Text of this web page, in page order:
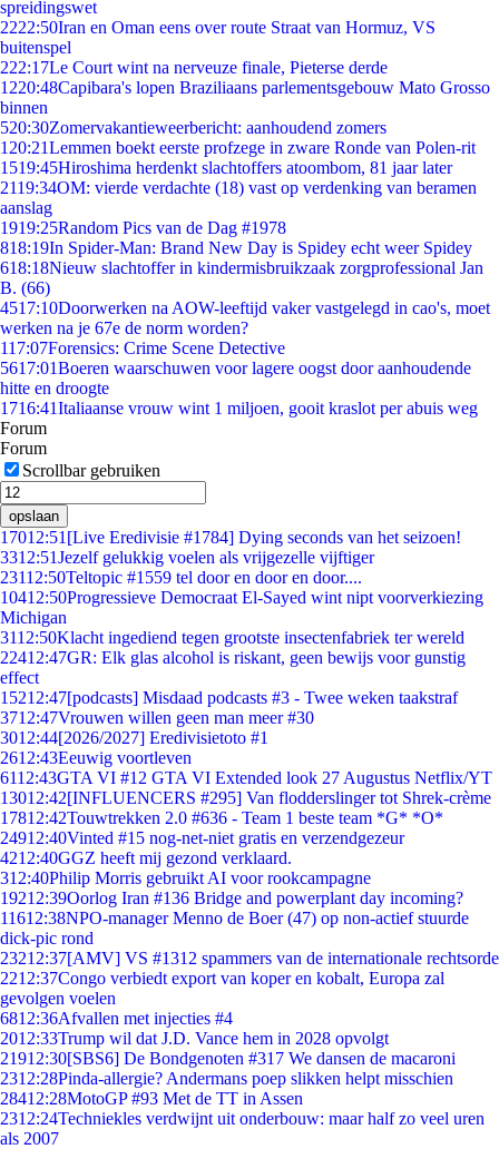
spreidingswet
2222:50Iran en Oman eens over route Straat van Hormuz, VS
buitenspel
222:17Le Court wint na nerveuze finale, Pieterse derde
1220:48Capibara's lopen Braziliaans parlementsgebouw Mato Grosso
binnen
520:30Zomervakantieweerbericht: aanhoudend zomers
1 20:21Lemmen boekt eerste profzege in zware Ronde van Polen-rit
1519:45Hiroshima herdenkt slachtoffers atoombom, 81 jaar later
2119:34OM: vierde verdachte (18) vast op verdenking van beramen
aanslag
1919:25Random Pics van de Dag #1978
818:19In Spider-Man: Brand New Day is Spidey echt weer Spidey
618:18Nieuw slachtoffer in kindermisbruikzaak zorgprofessional Jan
B. (66)
4517:10Doorwerken na AOW-leeftijd vaker vastgelegd in cao's, moet
werken na je 67e de norm worden?
117:07Forensics: Crime Scene Detective
5617:01Boeren waarschuwen voor lagere oogst door aanhoudende
hitte en droogte
1716:41Italiaanse vrouw wint 1 miljoen, gooit kraslot per abuis weg
Forum
Forum
Scrollbar gebruiken
opslaan
17012:51 [Live Eredivisie #1784] Dying seconds van het seizoen!
3312:51Jezelf gelukkig voelen als vrijgezelle vijftiger
23112:50Teltopic #1559 tel door en door en door....
10412:50Progressieve Democraat El-Sayed wint nipt voorverkiezing
Michigan
3112:50Klacht ingediend tegen grootste insectenfabriek ter wereld
22412:47GR: Elk glas alcohol is riskant, geen bewijs voor gunstig
effect
15212:47[podcasts] Misdaad podcasts #3 - Twee weken taakstraf
3712:47Vrouwen willen geen man meer #30
3012:44[2026/2027] Eredivisietoto #1
2612:43Eeuwig voortleven
6112:43GTA VI #12 GTA VI Extended look 27 Augustus Netflix/YT
13012:42[INFLUENCERS #295] Van flodderslinger tot Shrek-crème
17812:42Touwtrekken 2.0 #636 - Team 1 beste team *G* *O*
24912:40Vinted #15 nog-net-niet gratis en verzendgezeur
4212:40GGZ heeft mij gezond verklaard.
312:40Philip Morris gebruikt AI voor rookcampagne
19212:39Oorlog Iran #136 Bridge and powerplant day incoming?
11612:38NPO-manager Menno de Boer (47) op non-actief stuurde
dick-pic rond
23212:37[AMV] VS #1312 spammers van de internationale rechtsorde
2212:37Congo verbiedt export van koper en kobalt, Europa zal
gevolgen voelen
6812:36Afvallen met injecties #4
2012:33Trump wil dat J.D. Vance hem in 2028 opvolgt
21912:30[SBS6] De Bondgenoten #317 We dansen de macaroni
2312:28Pinda-allergie? Andermans poep slikken helpt misschien
28412:28MotoGP #93 Met de TT in Assen
2312:24Techniekles verdwijnt uit onderbouw: maar half zo veel uren
als 2007